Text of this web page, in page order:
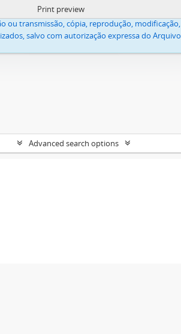
acessíveis neste site, estão protegidos
transmissão, cópia, reprodução,
salvo com autorização expressa do
Print preview
Advanced search options